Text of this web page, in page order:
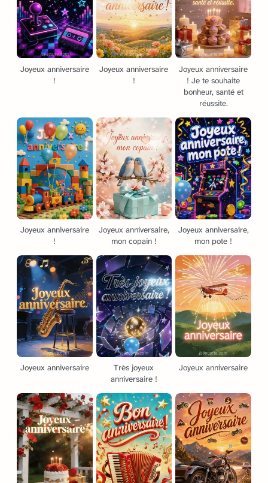
Joyeux anniversaire
!
Joyeux anniversaire
!
Joyeux anniversaire
! Je te souhaite
bonheur, santé et
réussite.
Joyeux anniversaire
!
Joyeux anniversaire,
mon copain !
Joyeux anniversaire,
mon pote !
Joyeux anniversaire
Très joyeux
anniversaire !
Joyeux anniversaire